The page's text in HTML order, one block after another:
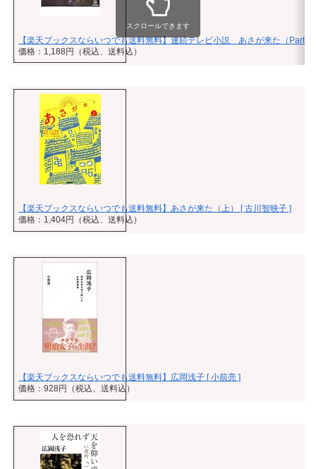
【楽天ブックスならいつでも送料無料】連続テレビ小説 あさが来た（Part．
価格：1,188円（税込、送料込）
スクロールできます
【楽天ブックスならいつでも送料無料】あさが来た（上） [ 古川智映子 ]
価格：1,404円（税込、送料込）
【楽天ブックスならいつでも送料無料】広岡浅子 [ 小前亮 ]
価格：928円（税込、送料込）